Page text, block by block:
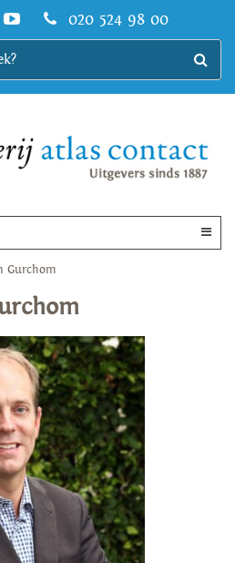
020 524 98 00
Gurchom